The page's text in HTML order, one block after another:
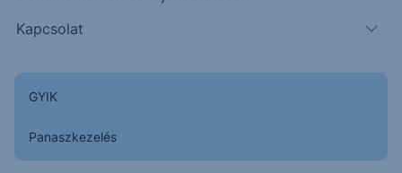
Kapcsolat
GYIK
Panaszkezelés
Kapcsolódó termék